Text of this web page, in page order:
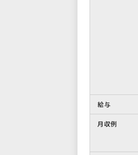
給与
月収例